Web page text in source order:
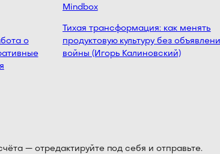
о
Mindbox
Тихая трансформация: как менять
продуктовую культуру без объявления
войны (Игорь Калиновский)
— отредактируйте под себя и отправьте.